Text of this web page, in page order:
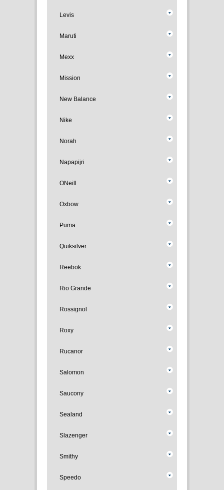
Levis
Maruti
Mexx
Mission
New Balance
Nike
Norah
Napapijri
ONeill
Oxbow
Puma
Quiksilver
Reebok
Rio Grande
Rossignol
Roxy
Rucanor
Salomon
Saucony
Sealand
Slazenger
Smithy
Speedo